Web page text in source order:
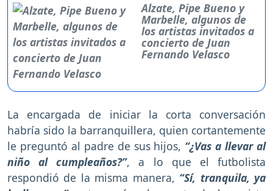
Alzate, Pipe Bueno y
Marbelle, algunos de
los artistas invitados a
concierto de Juan
Fernando Velasco
La encargada de iniciar la corta conversación
habría sido la barranquillera, quien cortantemente
le preguntó al padre de sus hijos, “¿Vas a llevar al
niño al cumpleaños?”, a lo que el futbolista
respondió de la misma manera, “Sí, tranquila, ya